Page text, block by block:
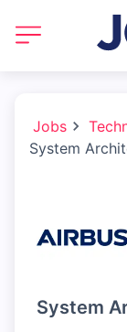
Jobs
System
System